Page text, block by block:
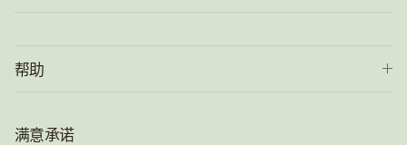
帮助
满意承诺